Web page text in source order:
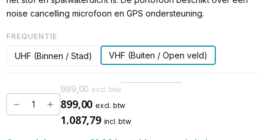
noise cancelling microfoon en GPS ondersteuning.
FREQUENTIE
UHF (Binnen / Stad) VHF (Buiten / Open veld)
999,00 excl. btw
899,00 excl. btw
1.087,79 incl. btw